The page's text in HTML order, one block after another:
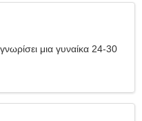
μια γυναίκα 24-30